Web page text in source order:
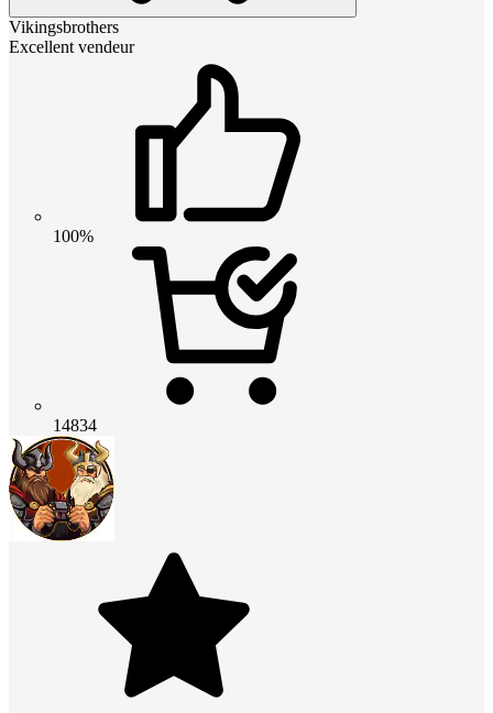
Vikingsbrothers
Excellent vendeur
100%
14834